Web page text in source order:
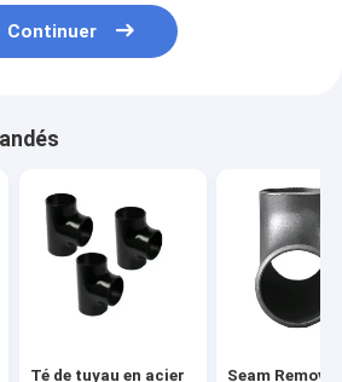
Continuer
Té de tuyau en acier Seam Remove